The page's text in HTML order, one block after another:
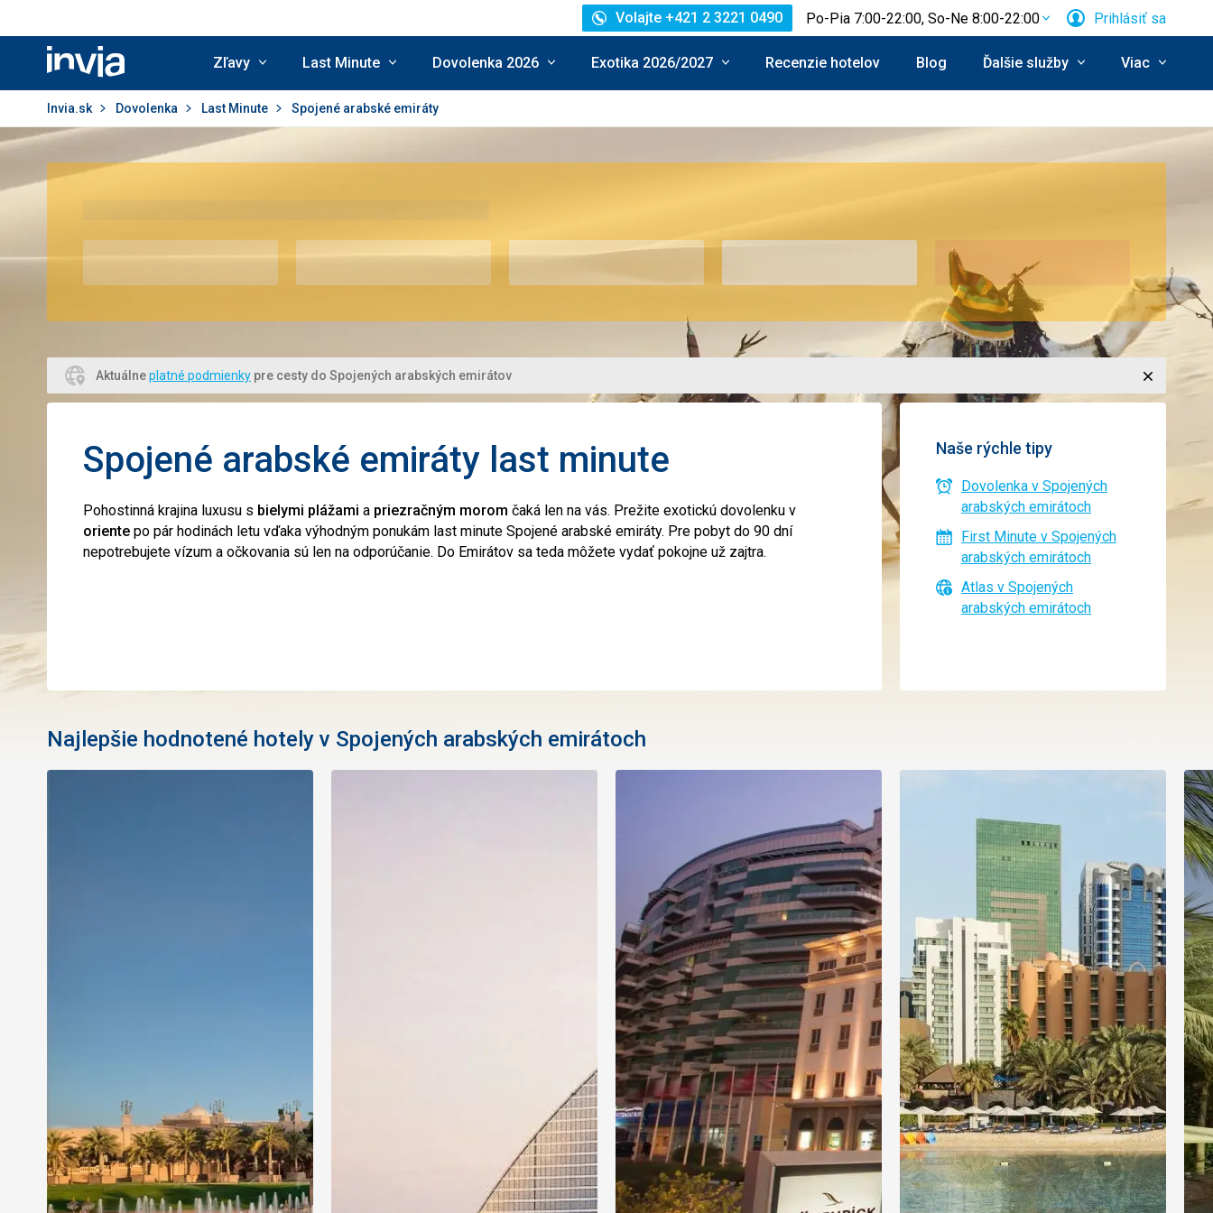
Invia.sk
Volajte +421 2 3221 0490 Po-Pia 7:00-22:00, So-Ne 8:00-22:00 Prihlásiť sa
Zľavy Last Minute Dovolenka 2026 Exotika 2026/2027 Recenzie hotelov Blog Ďalšie služby Viac
Invia.sk Dovolenka Last Minute Spojené arabské emiráty
Aktuálneplatné podmienky pre cesty do Spojených arabských emirátov Zavrieť
Spojené arabské emiráty last minute
Pohostinná krajina luxusu s bielymi plážami a priezračným morom čaká len na vás. Prežite exotickú dovolenku v
oriente po pár hodinách letu vďaka výhodným ponukám last minute Spojené arabské emiráty. Pre pobyt do 90 dní
nepotrebujete vízum a očkovania sú len na odporúčanie. Do Emirátov sa teda môžete vydať pokojne už zajtra.
Naše rýchle tipy
Dovolenka v Spojených
arabských emirátoch
First Minute v Spojených
arabských emirátoch
Atlas v Spojených
arabských emirátoch
Najlepšie hodnotené hotely v Spojených arabských emirátoch